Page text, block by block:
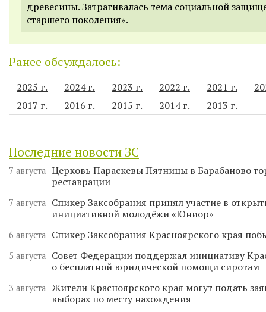
древесины. Затрагивалась тема социальной
старшего поколения».
Ранее обсуждалось:
2025 г. 2024 г. 2023 г. 2022 г. 2021 г.
2017 г.
2016 г. 2015 г. 2014 г. 2013 г.
Последние новости ЗС
7 августа Церковь Параскевы Пятницы в Барабаново
реставрации
7 августа
Спикер Заксобрания принял участие в
инициативной молодёжи «Юниор»
6 августа Спикер Заксобрания Красноярского края
5 августа
Совет Федерации поддержал инициативу
о бесплатной юридической помощи сиротам
3 августа Жители Красноярского края могут подать
выборах по месту нахождения